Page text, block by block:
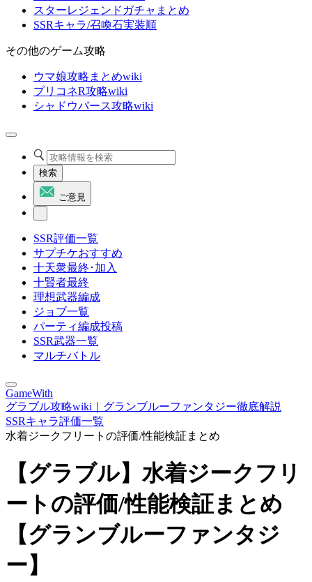
スターレジェンドガチャまとめ
SSRキャラ/召喚石実装順
その他のゲーム攻略
ウマ娘攻略まとめwiki
プリコネR攻略wiki
シャドウバース攻略wiki
検索
ご意見
SSR評価一覧
サプチケおすすめ
十天衆最終･加入
十賢者最終
理想武器編成
ジョブ一覧
パーティ編成投稿
SSR武器一覧
マルチバトル
GameWith
グラブル攻略wiki｜グランブルーファンタジー徹底解説
SSRキャラ評価一覧
水着ジークフリートの評価/性能検証まとめ
【グラブル】水着ジークフリ
ートの評価/性能検証まとめ
【グランブルーファンタジ
ー】